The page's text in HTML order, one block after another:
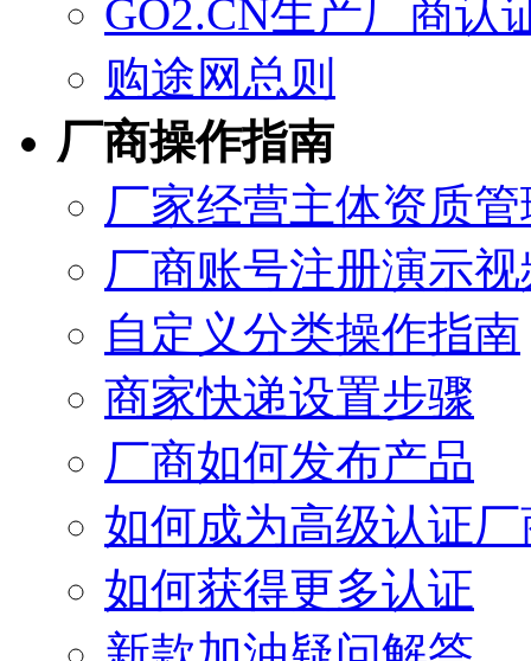
GO2.CN生产厂商认
购途网总则
厂商操作指南
厂家经营主体资质
厂商账号注册演示视
自定义分类操作指南
商家快递设置步骤
厂商如何发布产品
如何成为高级认证厂
如何获得更多认证